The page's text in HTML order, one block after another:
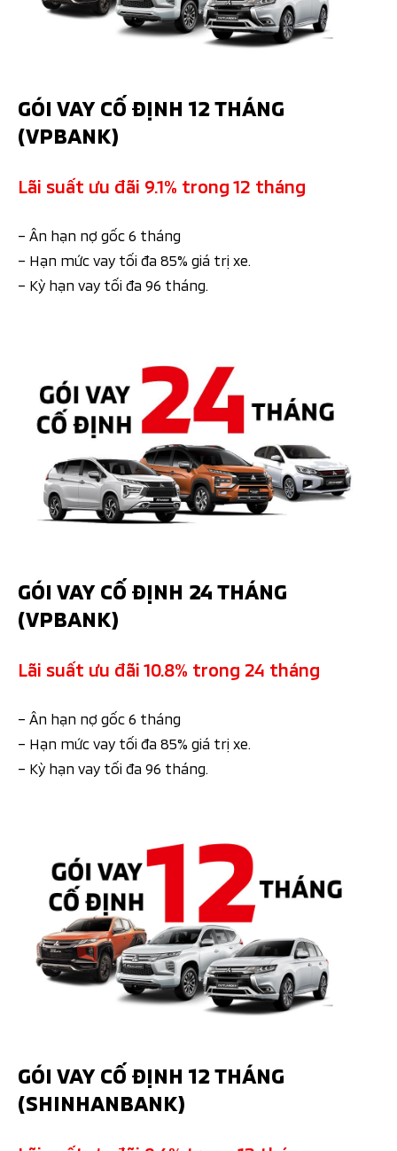
GÓI VAY CỐ ĐỊNH 12 THÁNG
(VPBANK)
Lãi suất ưu đãi 9.1% trong 12 tháng
– Ân hạn nợ gốc 6 tháng
– Hạn mức vay tối đa 85% giá trị xe.
– Kỳ hạn vay tối đa 96 tháng.
GÓI VAY CỐ ĐỊNH 24 THÁNG
(VPBANK)
Lãi suất ưu đãi 10.8% trong 24 tháng
– Ân hạn nợ gốc 6 tháng
– Hạn mức vay tối đa 85% giá trị xe.
– Kỳ hạn vay tối đa 96 tháng.
GÓI VAY CỐ ĐỊNH 12 THÁNG
(SHINHANBANK)